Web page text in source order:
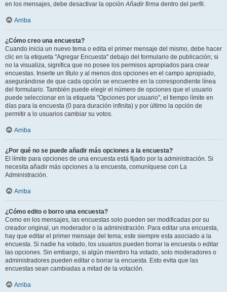
en los mensajes, debe desactivar la opciónAñadir firma dentro del perfil.
Arriba
¿Cómo creo una encuesta?
Cuando inicia un nuevo tema o edita el primer mensaje del mismo, debe hacer
clic en la etiqueta "Agregar Encuesta" debajo del formulario de publicación; si
no la visualiza, significa que no posee los permisos apropiados para crear
encuestas. Inserte un título y al menos dos opciones en el campo apropiado,
asegurándose de que cada opción se encuentre en la correspondiente línea
del formulario. También puede elegir el número de opciones que el usuario
puede seleccionar en la etiqueta "Opciones por usuario", el tiempo límite en
días para la encuesta (0 para duración infinita) y por último la opción de
permitir a lo usuarios cambiar su votos.
Arriba
¿Por qué no se puede añadir más opciones a la encuesta?
El límite para opciones de una encuesta está fijado por la administración. Si
necesita añadir más opciones a la encuesta, comuníquese con La
Administración.
Arriba
¿Cómo edito o borro una encuesta?
Como en los mensajes, las encuestas solo pueden ser modificadas por su
creador original, un moderador o la administración. Para editar una encuesta,
hay que editar el primer mensaje del tema; este siempre esta asociado a la
encuesta. Si nadie ha votado, los usuarios pueden borrar la encuesta o editar
las opciones. Sin embargo, si algún miembro ha votado, solo moderadores o
administradores pueden editar o borrar la encuesta. Esto evita que las
encuestas sean cambiadas a mitad de la votación.
Arriba